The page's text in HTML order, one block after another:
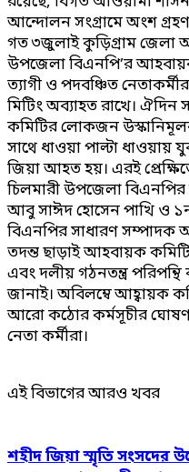
আন্দোলন সংগ্রামে অংশ
গত ৩জুলাই কুড়িগ্রাম জেলা
উপজেলা বিএনপি’র
ত্যাগী ও পদবঞ্চিত
মিটিং অব্যাহত রাখে। ঐদিন
কমিটির লোকজন
সাথে ধাওয়া পাল্টা
জিয়া আহত হয়। এরই
চিলমারী উপজেলা
আবু সাঈদ হোসেন পাখি ও
বিএনপির সাধারণ সম্পাদক
তদন্ত ছাড়াই আহবায়ক
এবং দলীয় গঠনতন্ত্র
জানাই। অবিলম্বে আহ্বায়ক
আরো কঠোর কর্মসূচীর
নেতা কর্মীরা।
এই বিভাগের আরও খবর
শহীদ জিয়া স্মৃতি সংসদের